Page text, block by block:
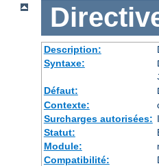
Description:
Syntaxe:
Défaut:
Contexte:
Surcharges autorisées:
Statut:
Module:
Compatibilité: